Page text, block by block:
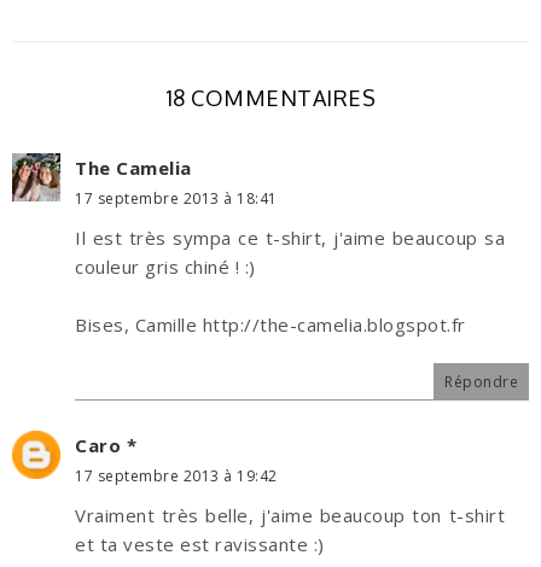
18 COMMENTAIRES
The Camelia
17 septembre 2013 à 18:41
Il est très sympa ce t-shirt, j'aime beaucoup sa
couleur gris chiné ! :)
Bises, Camille http://the-camelia.blogspot.fr
Répondre
Caro *
17 septembre 2013 à 19:42
Vraiment très belle, j'aime beaucoup ton t-shirt
et ta veste est ravissante :)